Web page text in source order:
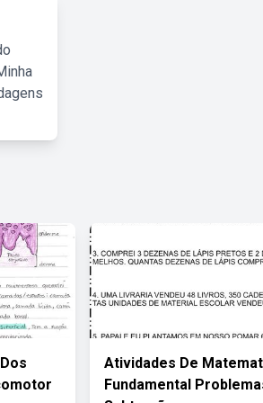
Atividades De
Fundamental